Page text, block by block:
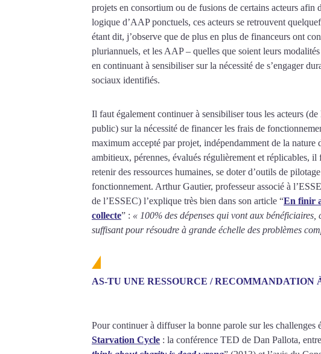
projets en consortium ou de fusions de certains acteurs
logique d’AAP ponctuels, ces acteurs se retrouvent
étant dit, j’observe que de plus en plus de financeurs ont
pluriannuels, et les AAP – quelles que soient leurs
en continuant à sensibiliser sur la nécessité de s’engager
sociaux identifiés.
Il faut également continuer à sensibiliser tous les acteurs
public) sur la nécessité de financer les frais de
maximum accepté par projet, indépendamment de la
ambitieux, pérennes, évalués régulièrement et réplicables,
retenir des ressources humaines, se doter d’outils de
fonctionnement. Arthur Gautier, professeur associé à
de l’ESSEC) l’explique très bien dans son article “En finir
collecte” : « 100% des dépenses qui vont aux
suffisant pour résoudre à grande échelle des problèmes
AS-TU UNE RESSOURCE / RECOMMANDATION
Pour continuer à diffuser la bonne parole sur les challenges
Starvation Cycle : la conférence TED de Dan Pallota,